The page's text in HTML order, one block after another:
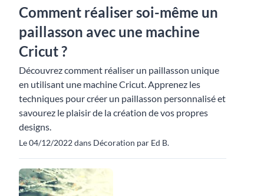
Comment réaliser soi-même un
paillasson avec une machine
Cricut ?
Découvrez comment réaliser un paillasson unique
en utilisant une machine Cricut. Apprenez les
techniques pour créer un paillasson personnalisé et
savourez le plaisir de la création de vos propres
designs.
Le 04/12/2022 dans Décoration par Ed B.